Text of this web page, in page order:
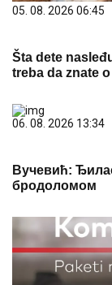
05. 08. 2026 06:45
Šta dete
treba da znate
06. 08. 2026 13:34
Вучевић:
бродоломом